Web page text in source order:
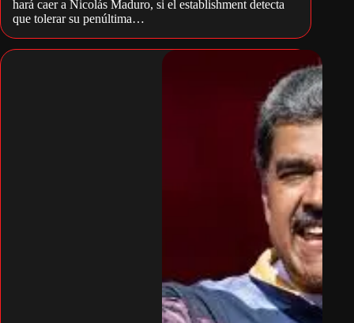
hará caer a Nicolás Maduro, si el establishment detecta
que tolerar su penúltima…